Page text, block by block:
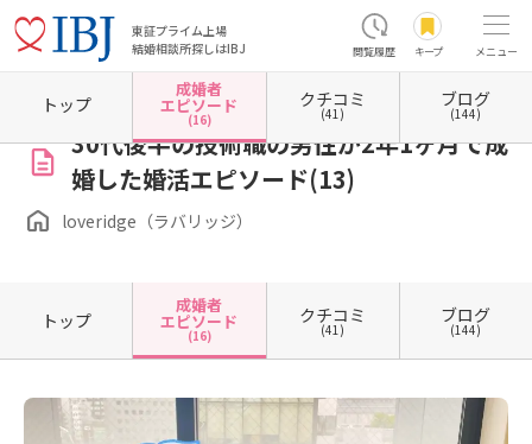
東証プライム上場
結婚相談所探しはIBJ
閲覧履歴 キープ メニュー
ホーム 大阪府の結婚相談所 大阪府大阪市 大阪府大阪市北区 loveridge（ラバリッジ）
30代後半の技術職の男性が2年1ヶ月で成
婚した婚活エピソード(13)
loveridge（ラバリッジ）
トップ
成婚者
エピソード
(16)
クチコミ
(41)
ブログ
(144)
トップ
成婚者
エピソード
(16)
クチコミ
(41)
ブログ
(144)